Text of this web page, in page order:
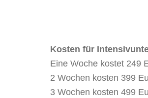
Kosten für
Eine Woche kostet 249
2 Wochen kosten 399
3 Wochen kosten 499